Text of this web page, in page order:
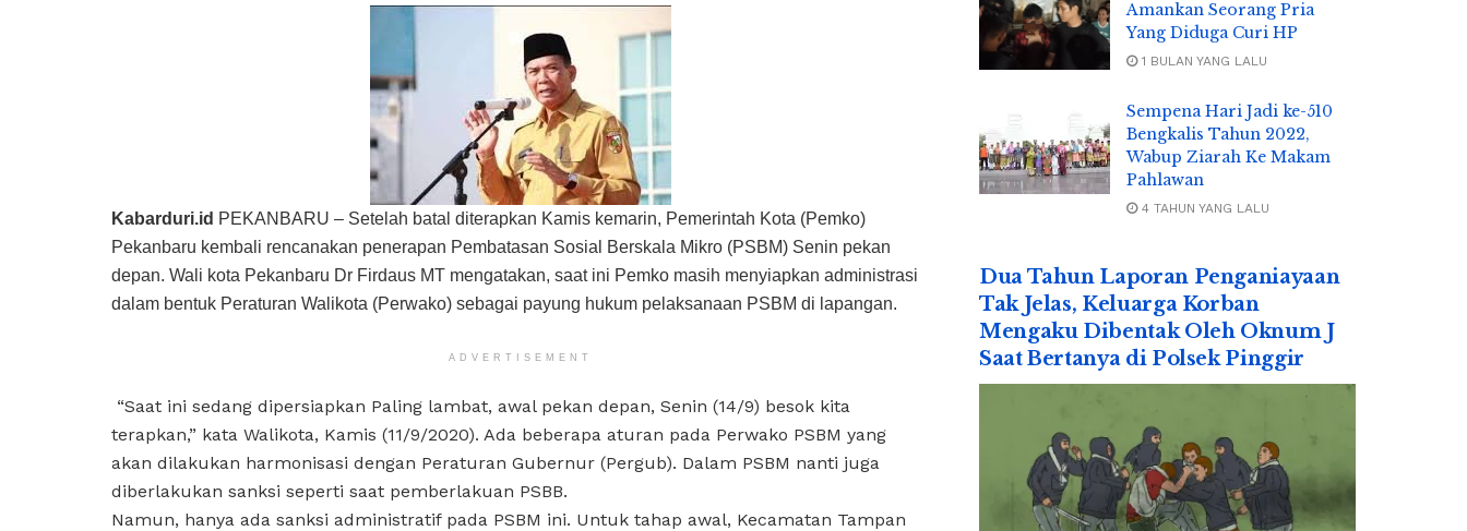
Kabarduri.id PEKANBARU – Setelah batal diterapkan Kamis kemarin, Pemerintah Kota (Pemko)
Pekanbaru kembali rencanakan penerapan Pembatasan Sosial Berskala Mikro (PSBM) Senin pekan
depan. Wali kota Pekanbaru Dr Firdaus MT mengatakan, saat ini Pemko masih menyiapkan administrasi
dalam bentuk Peraturan Walikota (Perwako) sebagai payung hukum pelaksanaan PSBM di lapangan.
ADVERTISEMENT
“Saat ini sedang dipersiapkan Paling lambat, awal pekan depan, Senin (14/9) besok kita
terapkan,” kata Walikota, Kamis (11/9/2020). Ada beberapa aturan pada Perwako PSBM yang
akan dilakukan harmonisasi dengan Peraturan Gubernur (Pergub). Dalam PSBM nanti juga
diberlakukan sanksi seperti saat pemberlakuan PSBB.
Namun, hanya ada sanksi administratif pada PSBM ini. Untuk tahap awal, Kecamatan Tampan
Amankan Seorang Pria
Yang Diduga Curi HP
1 BULAN YANG LALU
Sempena Hari Jadi ke-510
Bengkalis Tahun 2022,
Wabup Ziarah Ke Makam
Pahlawan
4 TAHUN YANG LALU
Dua Tahun Laporan Penganiayaan
Tak Jelas, Keluarga Korban
Mengaku Dibentak Oleh Oknum J
Saat Bertanya di Polsek Pinggir